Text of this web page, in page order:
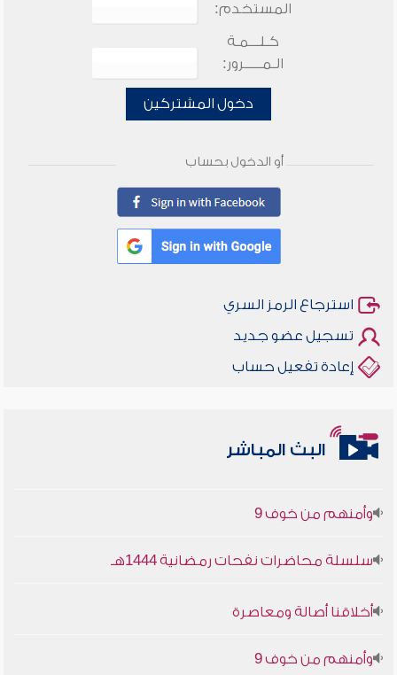
المستخدم:
كـلـــمـة
الـمـــــرور:
دخول المشتركين
أو الدخول بحساب
استرجاع الرمز السري
تسجيل عضو جديد
إعادة تفعيل حساب
البث المباشر
أخلاقنا أصالة ومعاصرة